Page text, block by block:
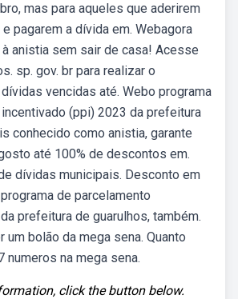
mas para aqueles que aderirem
pagarem a dívida em. Webagora
anistia sem sair de casa! Acesse
sp. gov. br para realizar o
vencidas até. Webo programa
(ppi) 2023 da prefeitura
conhecido como anistia, garante
até 100% de descontos em.
dívidas municipais. Desconto em
de parcelamento
prefeitura de guarulhos, também.
um bolão da mega sena. Quanto
numeros na mega sena.
click the button below.